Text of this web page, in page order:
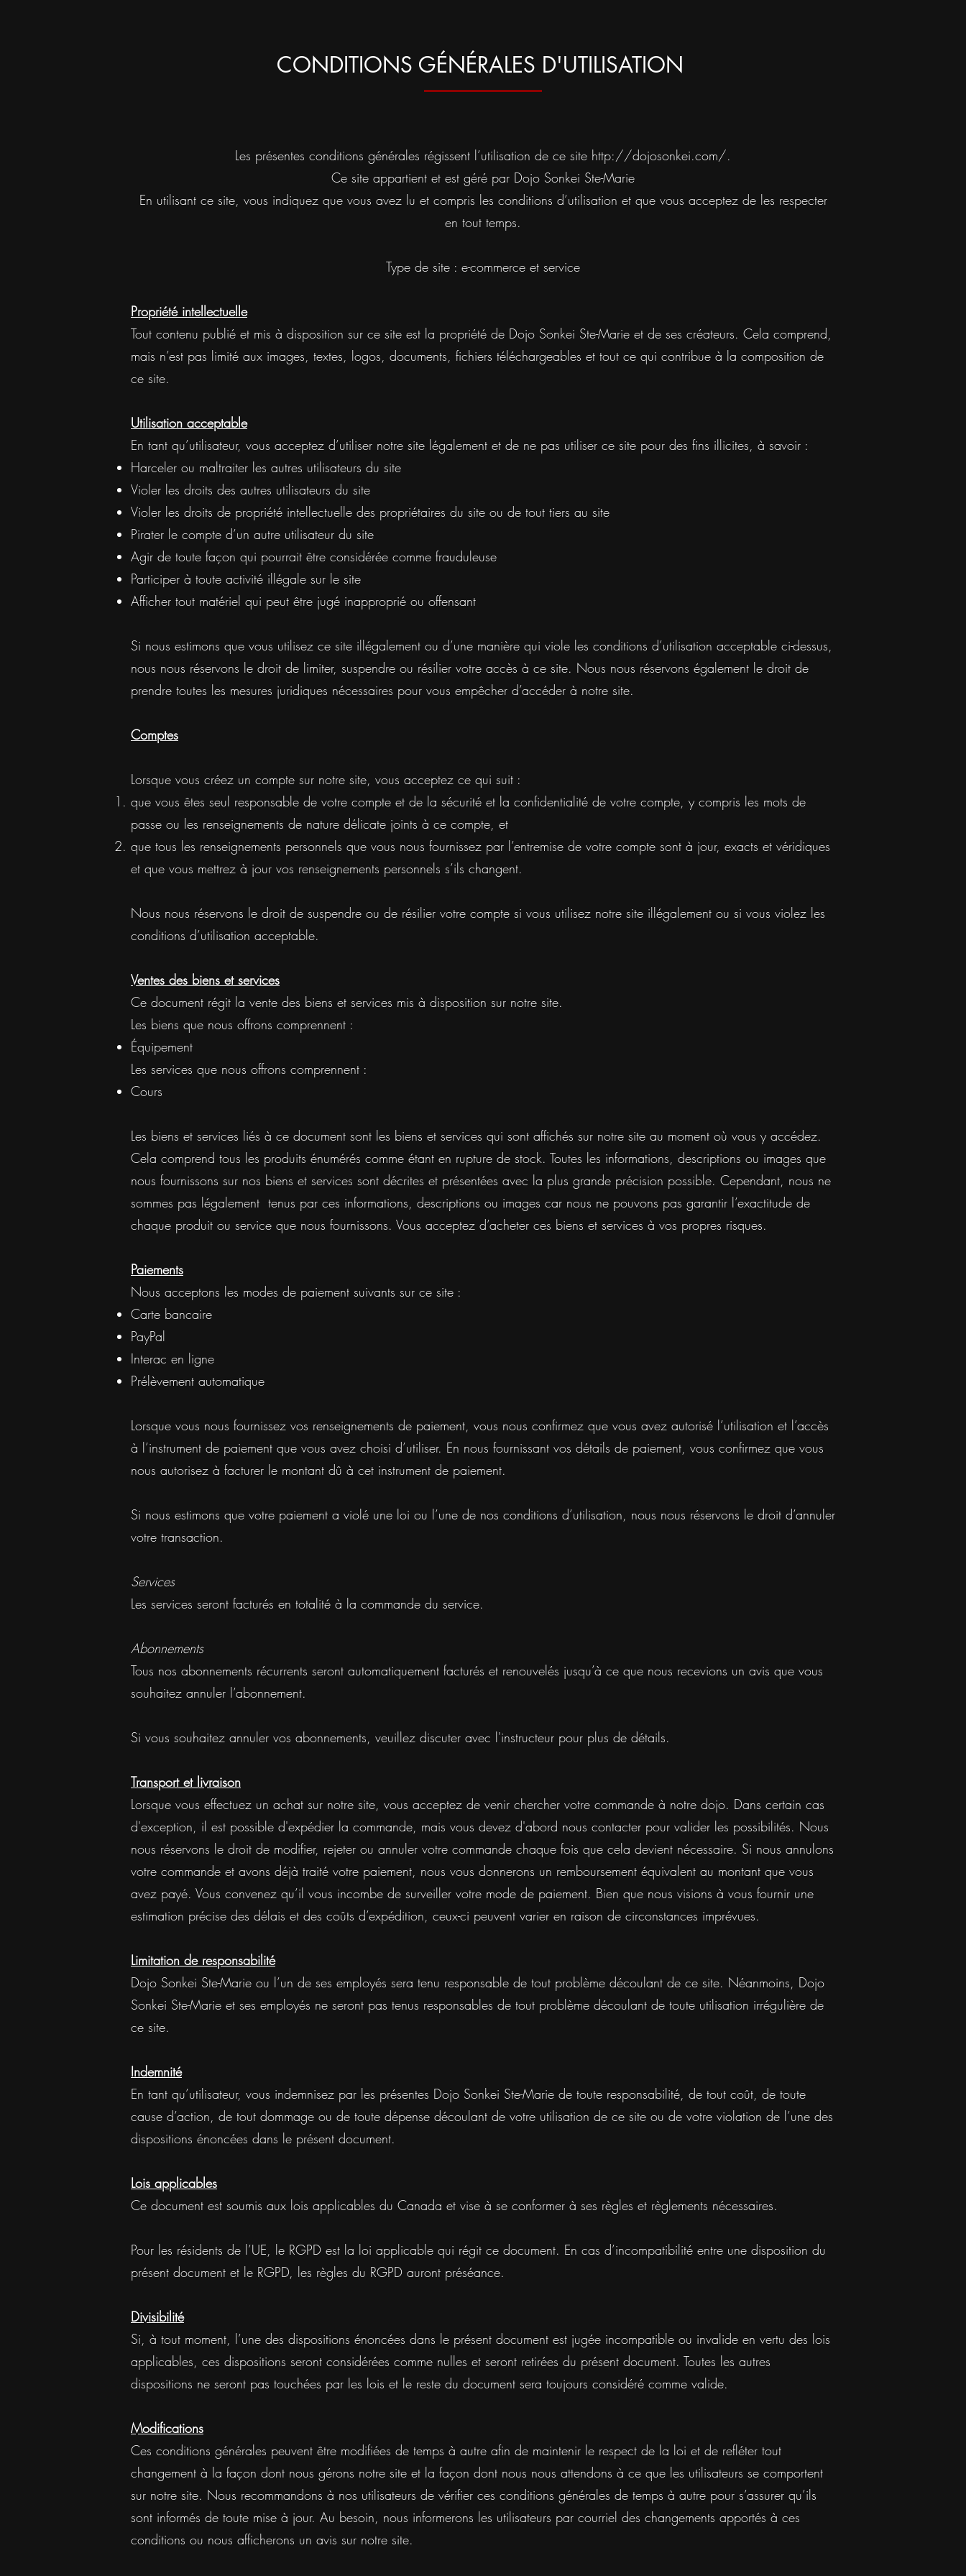
CONDITIONS GÉNÉRALES D'UTILISATION
Les présentes conditions générales régissent l’utilisation de ce site http://dojosonkei.com/.
Ce site appartient et est géré par Dojo Sonkei Ste-Marie
En utilisant ce site, vous indiquez que vous avez lu et compris les conditions d’utilisation et que vous acceptez de les respecter
en tout temps.
Type de site : e-commerce et service
Propriété intellectuelle
Tout contenu publié et mis à disposition sur ce site est la propriété de Dojo Sonkei Ste-Marie et de ses créateurs. Cela comprend,
mais n’est pas limité aux images, textes, logos, documents, fichiers téléchargeables et tout ce qui contribue à la composition de
ce site.
Utilisation acceptable
En tant qu’utilisateur, vous acceptez d’utiliser notre site légalement et de ne pas utiliser ce site pour des fins illicites, à savoir :
Harceler ou maltraiter les autres utilisateurs du site
Violer les droits des autres utilisateurs du site
Violer les droits de propriété intellectuelle des propriétaires du site ou de tout tiers au site
Pirater le compte d’un autre utilisateur du site
Agir de toute façon qui pourrait être considérée comme frauduleuse
Participer à toute activité illégale sur le site
Afficher tout matériel qui peut être jugé inapproprié ou offensant
Si nous estimons que vous utilisez ce site illégalement ou d’une manière qui viole les conditions d’utilisation acceptable ci-dessus,
nous nous réservons le droit de limiter, suspendre ou résilier votre accès à ce site. Nous nous réservons également le droit de
prendre toutes les mesures juridiques nécessaires pour vous empêcher d’accéder à notre site.
Comptes
Lorsque vous créez un compte sur notre site, vous acceptez ce qui suit :
que vous êtes seul responsable de votre compte et de la sécurité et la confidentialité de votre compte, y compris les mots de
passe ou les renseignements de nature délicate joints à ce compte, et
que tous les renseignements personnels que vous nous fournissez par l’entremise de votre compte sont à jour, exacts et véridiques
et que vous mettrez à jour vos renseignements personnels s’ils changent.
Nous nous réservons le droit de suspendre ou de résilier votre compte si vous utilisez notre site illégalement ou si vous violez les
conditions d’utilisation acceptable.
Ventes des biens et services
Ce document régit la vente des biens et services mis à disposition sur notre site.
Les biens que nous offrons comprennent :
Équipement
Les services que nous offrons comprennent :
Cours
Les biens et services liés à ce document sont les biens et services qui sont affichés sur notre site au moment où vous y accédez.
Cela comprend tous les produits énumérés comme étant en rupture de stock. Toutes les informations, descriptions ou images que
nous fournissons sur nos biens et services sont décrites et présentées avec la plus grande précision possible. Cependant, nous ne
sommes pas légalement tenus par ces informations, descriptions ou images car nous ne pouvons pas garantir l’exactitude de
chaque produit ou service que nous fournissons. Vous acceptez d’acheter ces biens et services à vos propres risques.
Paiements
Nous acceptons les modes de paiement suivants sur ce site :
Carte bancaire
PayPal
Interac en ligne
Prélèvement automatique
Lorsque vous nous fournissez vos renseignements de paiement, vous nous confirmez que vous avez autorisé l’utilisation et l’accès
à l’instrument de paiement que vous avez choisi d’utiliser. En nous fournissant vos détails de paiement, vous confirmez que vous
nous autorisez à facturer le montant dû à cet instrument de paiement.
Si nous estimons que votre paiement a violé une loi ou l’une de nos conditions d’utilisation, nous nous réservons le droit d’annuler
votre transaction.
Services
Les services seront facturés en totalité à la commande du service.
Abonnements
Tous nos abonnements récurrents seront automatiquement facturés et renouvelés jusqu’à ce que nous recevions un avis que vous
souhaitez annuler l’abonnement.
Si vous souhaitez annuler vos abonnements, veuillez discuter avec l'instructeur pour plus de détails.
Transport et livraison
Lorsque vous effectuez un achat sur notre site, vous acceptez de venir chercher votre commande à notre dojo. Dans certain cas
d'exception, il est possible d'expédier la commande, mais vous devez d'abord nous contacter pour valider les possibilités. Nous
nous réservons le droit de modifier, rejeter ou annuler votre commande chaque fois que cela devient nécessaire. Si nous annulons
votre commande et avons déjà traité votre paiement, nous vous donnerons un remboursement équivalent au montant que vous
avez payé. Vous convenez qu’il vous incombe de surveiller votre mode de paiement. Bien que nous visions à vous fournir une
estimation précise des délais et des coûts d’expédition, ceux-ci peuvent varier en raison de circonstances imprévues.
Limitation de responsabilité
Dojo Sonkei Ste-Marie ou l’un de ses employés sera tenu responsable de tout problème découlant de ce site. Néanmoins, Dojo
Sonkei Ste-Marie et ses employés ne seront pas tenus responsables de tout problème découlant de toute utilisation irrégulière de
ce site.
Indemnité
En tant qu’utilisateur, vous indemnisez par les présentes Dojo Sonkei Ste-Marie de toute responsabilité, de tout coût, de toute
cause d’action, de tout dommage ou de toute dépense découlant de votre utilisation de ce site ou de votre violation de l’une des
dispositions énoncées dans le présent document.
Lois applicables
Ce document est soumis aux lois applicables du Canada et vise à se conformer à ses règles et règlements nécessaires.
Pour les résidents de l’UE, le RGPD est la loi applicable qui régit ce document. En cas d’incompatibilité entre une disposition du
présent document et le RGPD, les règles du RGPD auront préséance.
Divisibilité
Si, à tout moment, l’une des dispositions énoncées dans le présent document est jugée incompatible ou invalide en vertu des lois
applicables, ces dispositions seront considérées comme nulles et seront retirées du présent document. Toutes les autres
dispositions ne seront pas touchées par les lois et le reste du document sera toujours considéré comme valide.
Modifications
Ces conditions générales peuvent être modifiées de temps à autre afin de maintenir le respect de la loi et de refléter tout
changement à la façon dont nous gérons notre site et la façon dont nous nous attendons à ce que les utilisateurs se comportent
sur notre site. Nous recommandons à nos utilisateurs de vérifier ces conditions générales de temps à autre pour s’assurer qu’ils
sont informés de toute mise à jour. Au besoin, nous informerons les utilisateurs par courriel des changements apportés à ces
conditions ou nous afficherons un avis sur notre site.